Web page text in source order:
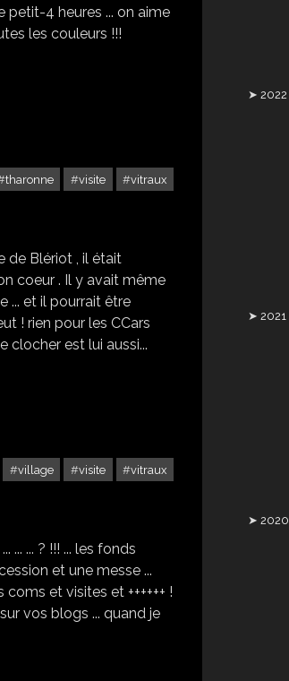
petit-4 heures ... on aime
les couleurs !!!
tharonne visite
vitraux
de Blériot , il était
coeur . Il y avait même
... et il pourrait être
! rien pour les CCars
clocher est lui aussi...
village visite
vitraux
... ... ? !!! ... les fonds
et une messe ...
et visites et ++++++ !
vos blogs ... quand je
2022
2021
2020